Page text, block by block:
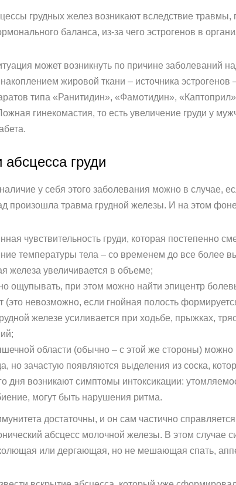
грудных желез возникают вследствие
баланса, из-за чего эстрогенов в
может возникнуть по причине заболеваний
жировой ткани – источника
типа «Ранитидин», «Фамотидин»,
гинекомастия, то есть увеличение груди у
абсцесса груди
у себя этого заболевания можно в
произошла травма грудной железы. И на этом
чувствительность груди, которая постепенно
температуры тела – со временем до все более
железа увеличивается в объеме;
ощупывать, при этом можно найти эпицентр
(это невозможно, если гнойная полость
железе усиливается при ходьбе, прыжках,
области (обычно – с этой же стороны)
но зачастую появляются выделения из соска,
дня возникают симптомы интоксикации:
могут быть нарушения ритма.
достаточны, и он сам частично
абсцесс молочной железы. В этом
или дергающая, но не мешающая спать,